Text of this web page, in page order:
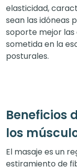
elasticidad,
sean las idóneas
soporte mejor las
sometida en la
posturales.
Beneficios
los
El masaje es un
estiramiento de